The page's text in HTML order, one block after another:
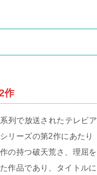
作
列で放送されたテレビア
リーズの第2作にあたり
の持つ破天荒さ、理屈を
作品であり、タイトルに